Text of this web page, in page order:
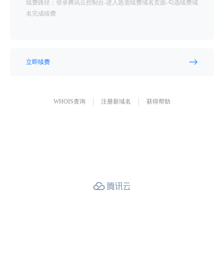
续费路径：登录腾讯云控制台-进入急需续费域名页面-勾选续费域
名完成续费
立即续费
WHOIS查询 注册新域名 获得帮助